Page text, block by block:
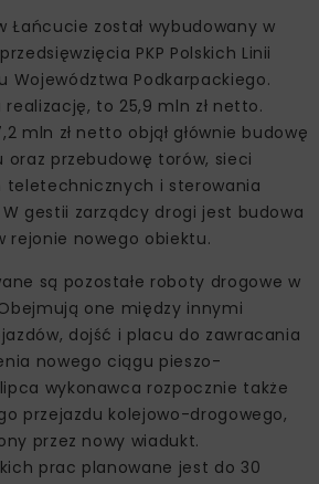
Łańcucie został wybudowany w
PKP Polskich Linii
Województwa Podkarpackiego.
to 25,9 mln zł netto.
mln zł netto objął głównie budowę
oraz przebudowę torów, sieci
teletechnicznych i sterowania
gestii zarządcy drogi jest budowa
rejonie nowego obiektu.
są pozostałe roboty drogowe w
one między innymi
dojść i placu do zawracania
nowego ciągu pieszo-
wykonawca rozpocznie także
przejazdu kolejowo-drogowego,
przez nowy wiadukt.
prac planowane jest do 30